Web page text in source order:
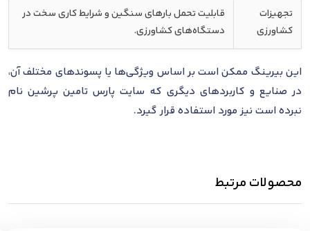
تجهیزات
کشاورزی
قابلیت تحمل بارهای سنگین و شرایط کاری سخت در
دستگاه‌های کشاورزی.
این بیرینگ ممکن است بر اساس ویژگی‌ها یا پسوندهای مختلف آن،
در صنایع و کاربردهای دیگری که سایت پارس تامین پرشین نام
نبرده است نیز مورد استفاده قرار گیرد.
محصولات مرتبط